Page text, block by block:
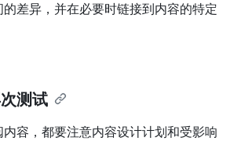
差异，并在必要时链接到内容的特定
测试
容，都要注意内容设计计划和受影响